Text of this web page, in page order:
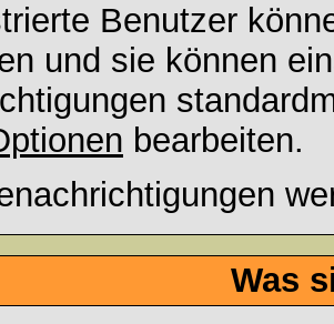
Benutzer
und sie können
bearbeiten.
Was